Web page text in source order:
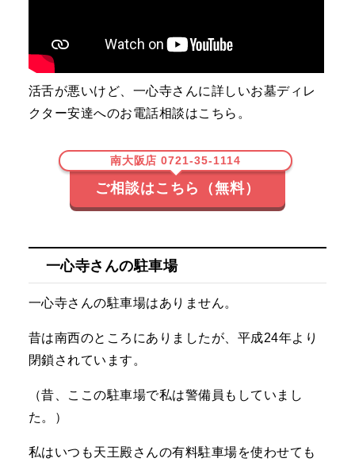
活舌が悪いけど、一心寺さんに詳しいお墓ディレ
クター安達へのお電話相談はこちら。
南大阪店 0721-35-1114
ご相談はこちら（無料）
一心寺さんの駐車場
一心寺さんの駐車場はありません。
昔は南西のところにありましたが、平成24年より
閉鎖されています。
（昔、ここの駐車場で私は警備員もしていまし
た。）
私はいつも天王殿さんの有料駐車場を使わせても